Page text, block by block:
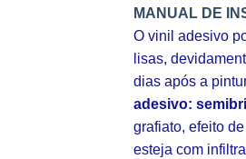
MANUAL DE
O vinil adesivo
lisas,
dias após a
adesivo:
grafiato, efeito
esteja com